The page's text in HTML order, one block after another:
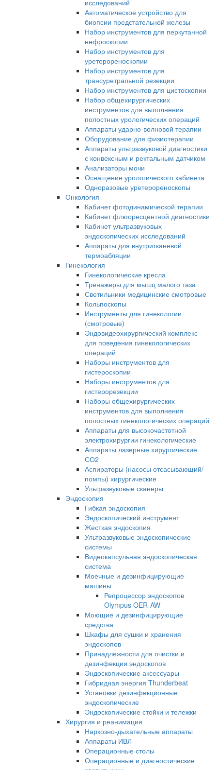
исследований
Автоматическое устройство для
биопсии предстательной железы
Набор инструментов для перкутанной
нефроскопии
Набор инструментов для
уретерореноскопии
Набор инструментов для
трансуретральной резекции
Набор инструментов для цистоскопии
Набор общехирургических
инструментов для выполнения
полостных урологических операций
Аппараты ударно-волновой терапии
Оборудование для физиотерапии
Аппараты ультразвуковой диагностики
с конвексным и ректальным датчиком
Анализаторы мочи
Оснащение урологического кабинета
Одноразовые уретерореноскопы
Онкология
Кабинет фотодинамической терапии
Кабинет флюоресцентной диагностики
Кабинет ультразвуковых
эндоскопических исследований
Аппараты для внутритканевой
термоабляции
Гинекология
Гинекологические кресла
Тренажеры для мышц малого таза
Светильники медицинские смотровые
Кольпоскопы
Инструменты для гинекологии
(смотровые)
Эндовидеохирургический комплекс
для поведения гинекологических
операций
Наборы инструментов для
гистероскопии
Наборы инструментов для
гистерорезекции
Наборы общехирургических
инструментов для выполнения
полостных гинекологических операций
Аппараты для высокочастотной
электрохирургии гинекологические
Аппараты лазерные хирургические
СО2
Аспираторы (насосы отсасывающий/
помпы) хирургические
Ультразвуковые сканеры
Эндоскопия
Гибкая эндоскопия
Эндоскопический инструмент
Жесткая эндоскопия
Ультразвуковые эндоскопические
системы
Видеокапсульная эндоскопическая
система
Моечные и дезинфицирующие
машины
Репроцессор эндоскопов
Olympus OER-AW
Моющие и дезинфицирующие
средства
Шкафы для сушки и хранения
эндоскопов
Принадлежности для очистки и
дезинфекции эндоскопов
Эндоскопические аксессуары
Гибридная энергия Thunderbeat
Установки дезинфекционные
эндоскопические
Эндоскопические стойки и тележки
Хирургия и реанимация
Наркозно-дыхательные аппараты
Аппараты ИВЛ
Операционные столы
Операционные и диагностические